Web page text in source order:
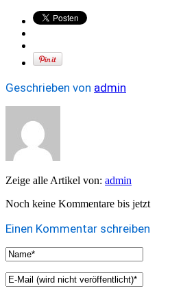
Geschrieben von admin
Zeige alle Artikel von: admin
Noch keine Kommentare bis jetzt
Einen Kommentar schreiben